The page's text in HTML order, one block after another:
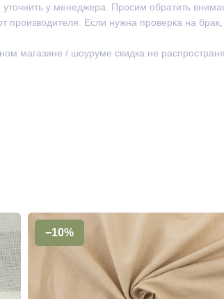
у менеджера. Просим обратить
Если нужна проверка на
магазине / шоуруме скидка не
−10%